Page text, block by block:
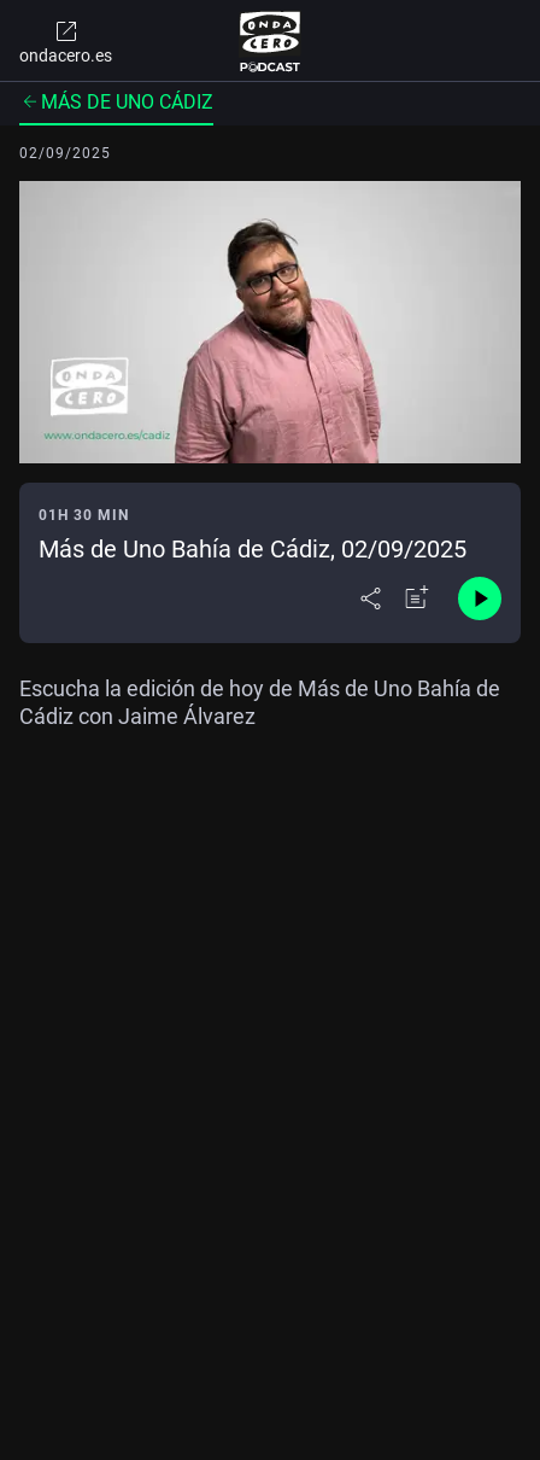
ondacero.es
MÁS DE UNO CÁDIZ
02/09/2025
01H 30 MIN
Más de Uno Bahía de Cádiz, 02/09/2025
Escucha la edición de hoy de Más de Uno Bahía de
Cádiz con Jaime Álvarez